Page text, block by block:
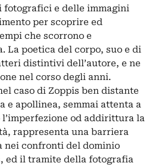
e delle immagini
per scoprire ed
che scorrono e
La poetica del corpo, suo e di
distintivi dell’autore, e ne
nel corso degli anni.
caso di Zoppis ben distante
e apollinea, semmai attenta a
od addirittura la
rappresenta una barriera
nei confronti del dominio
ed il tramite della fotografia